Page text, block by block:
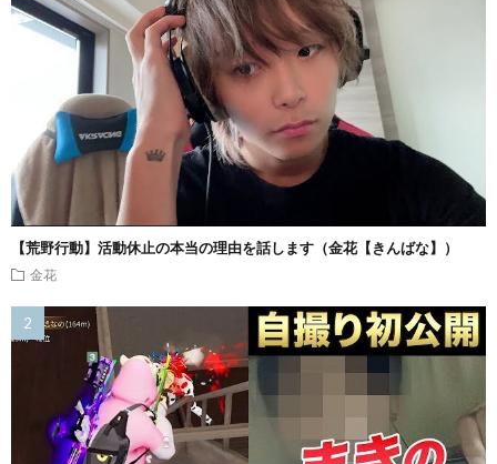
【荒野行動】活動休止の本当の理由を話します（金花【きんばな】）
金花